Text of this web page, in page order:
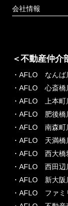
会社情報
＜不動産仲介
・AFLO なんば
・AFLO 心斎橋
・AFLO 上本町
・AFLO 肥後橋
・AFLO 南森町
・AFLO 天満橋
・AFLO 西大橋
・AFLO 西田辺
・AFLO 新大阪
・AFLO ファミ